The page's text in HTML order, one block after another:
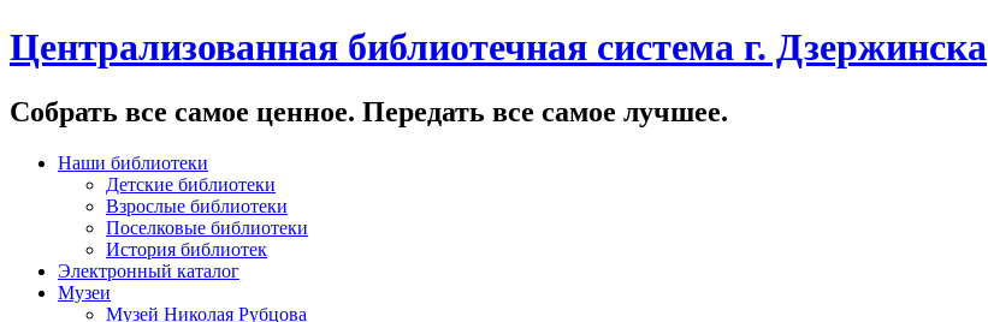
Централизованная библиотечная система г. Дзержинска
Собрать все самое ценное. Передать все самое лучшее.
Наши библиотеки
Детские библиотеки
Взрослые библиотеки
Поселковые библиотеки
История библиотек
Электронный каталог
Музеи
Музей Николая Рубцова